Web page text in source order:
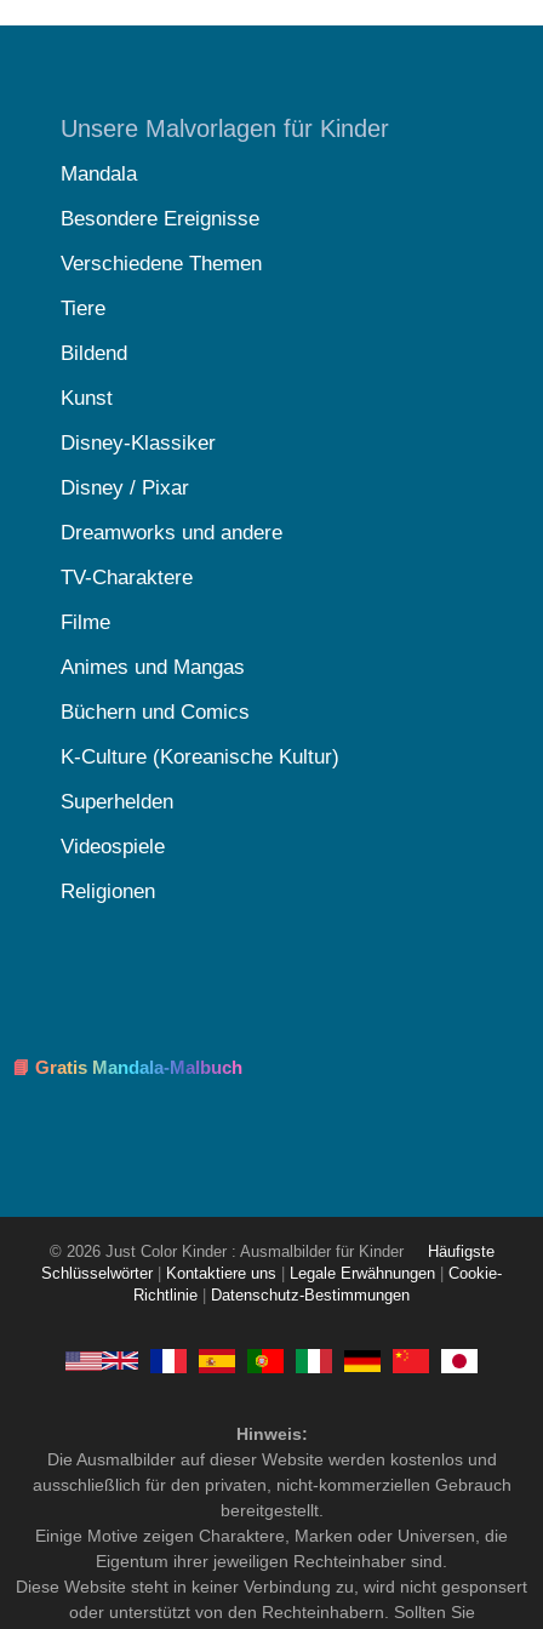
Unsere Malvorlagen für Kinder
Mandala
Besondere Ereignisse
Verschiedene Themen
Tiere
Bildend
Kunst
Disney-Klassiker
Disney / Pixar
Dreamworks und andere
TV-Charaktere
Filme
Animes und Mangas
Büchern und Comics
K-Culture (Koreanische Kultur)
Superhelden
Videospiele
Religionen
📘 Gratis Mandala-Malbuch
© 2026 Just Color Kinder : Ausmalbilder für Kinder
Häufigste
Schlüsselwörter
Kontaktiere uns Legale Erwähnungen
Cookie-
Richtlinie
Datenschutz-Bestimmungen
Hinweis:
Die Ausmalbilder auf dieser Website werden kostenlos und
ausschließlich für den privaten, nicht-kommerziellen Gebrauch
bereitgestellt.
Einige Motive zeigen Charaktere, Marken oder Universen, die
Eigentum ihrer jeweiligen Rechteinhaber sind.
Diese Website steht in keiner Verbindung zu, wird nicht gesponsert
oder unterstützt von den Rechteinhabern. Sollten Sie